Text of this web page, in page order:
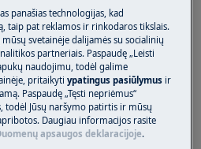
perkeldami buitinę
technikos atveju
du asmenys. Visada
pirštines ir apsauginius
pirštines visada, kad
įpjovimų dėl aštrių
panašias technologijas, kad
taip pat reklamos ir rinkodaros tikslais.
svetainėje dalijamės su socialinių
partneriais. Paspaudę „Leisti
naudojimu, todėl galime
pritaikytiypatingus pasiūlymus ir
Paspaudę „Tęsti nepriėmus“
todėl Jūsų naršymo patirtis ir mūsų
Daugiau informacijos rasite
apsaugos deklaracijoje.